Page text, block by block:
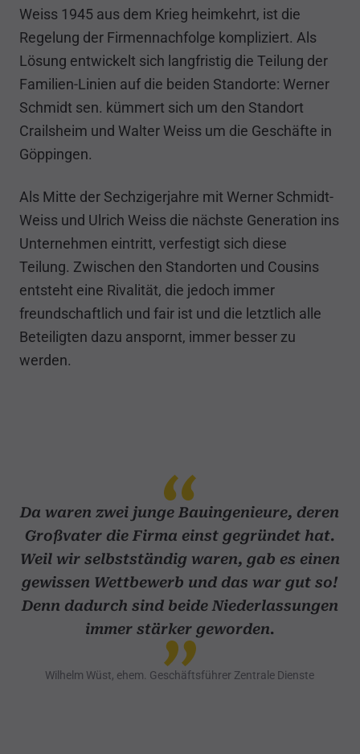
Weiss 1945 aus dem Krieg heimkehrt, ist die
Regelung der Firmennachfolge kompliziert. Als
Lösung entwickelt sich langfristig die Teilung der
Familien-Linien auf die beiden Standorte: Werner
Schmidt sen. kümmert sich um den Standort
Crailsheim und Walter Weiss um die Geschäfte in
Göppingen.
Als Mitte der Sechzigerjahre mit Werner Schmidt-
Weiss und Ulrich Weiss die nächste Generation ins
Unternehmen eintritt, verfestigt sich diese
Teilung. Zwischen den Standorten und Cousins
entsteht eine Rivalität, die jedoch immer
freundschaftlich und fair ist und die letztlich alle
Beteiligten dazu anspornt, immer besser zu
werden.
Da waren zwei junge Bauingenieure, deren
Großvater die Firma einst gegründet hat.
Weil wir selbstständig waren, gab es einen
gewissen Wettbewerb und das war gut so!
Denn dadurch sind beide Niederlassungen
immer stärker geworden.
Wilhelm Wüst, ehem. Geschäftsführer Zentrale Dienste